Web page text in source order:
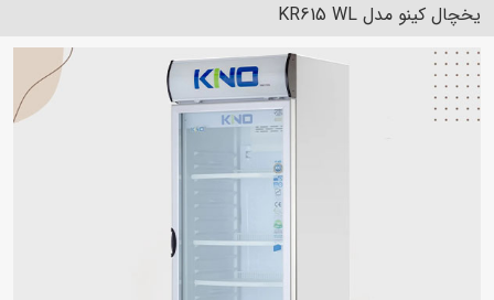
یخچال کینو مدل KR615 WL